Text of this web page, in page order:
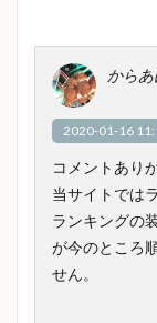
から
2020-01-16
コメントあり
当サイトでは
ランキングの
が今のところ
せん。